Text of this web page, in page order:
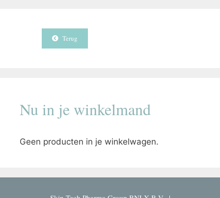
Terug
Nu in je winkelmand
Geen producten in je winkelwagen.